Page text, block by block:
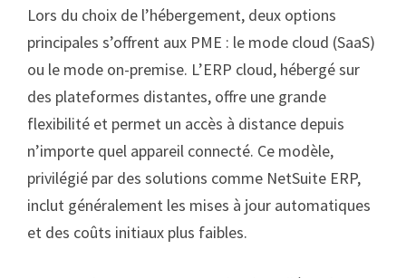
Lors du choix de l’hébergement, deux options
principales s’offrent aux PME : le mode cloud (SaaS)
ou le mode on-premise. L’ERP cloud, hébergé sur
des plateformes distantes, offre une grande
flexibilité et permet un accès à distance depuis
n’importe quel appareil connecté. Ce modèle,
privilégié par des solutions comme NetSuite ERP,
inclut généralement les mises à jour automatiques
et des coûts initiaux plus faibles.